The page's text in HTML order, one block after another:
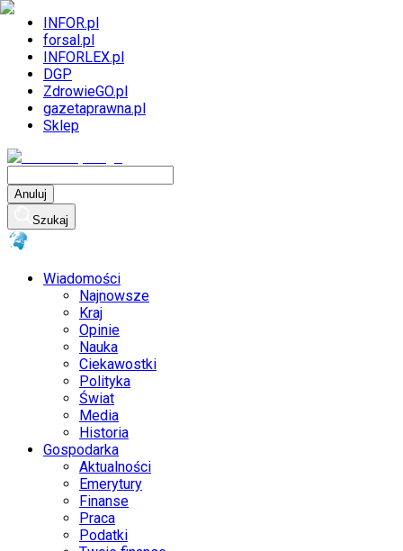
INFOR.pl
forsal.pl
INFORLEX.pl
DGP
ZdrowieGO.pl
gazetaprawna.pl
Sklep
Anuluj
Szukaj
Wiadomości
Najnowsze
Kraj
Opinie
Nauka
Ciekawostki
Polityka
Świat
Media
Historia
Gospodarka
Aktualności
Emerytury
Finanse
Praca
Podatki